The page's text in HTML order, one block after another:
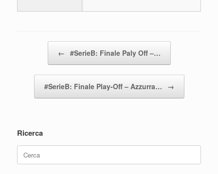
k
← #SerieB: Finale Paly Off –…
#SerieB: Finale Play-Off – Azzurra… →
Ricerca
Ricerca
per: